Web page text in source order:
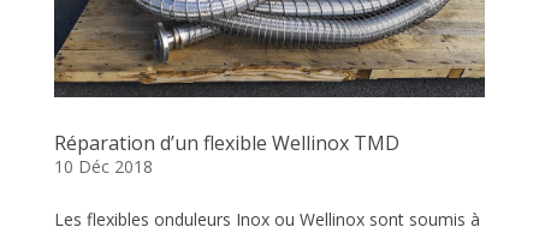
Réparation d’un flexible Wellinox TMD
10 Déc 2018
Les flexibles onduleurs Inox ou Wellinox sont soumis à